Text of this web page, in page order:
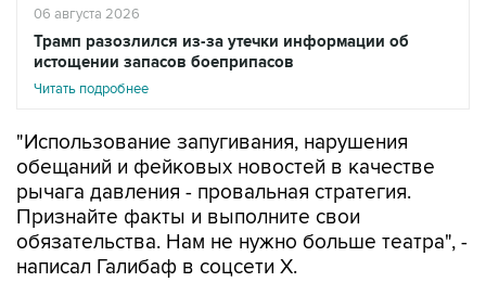
06 августа 2026
Трамп разозлился из-за утечки информации об
истощении запасов боеприпасов
Читать подробнее
"Использование запугивания, нарушения
обещаний и фейковых новостей в качестве
рычага давления - провальная стратегия.
Признайте факты и выполните свои
обязательства. Нам не нужно больше театра", -
написал Галибаф в соцсети X.